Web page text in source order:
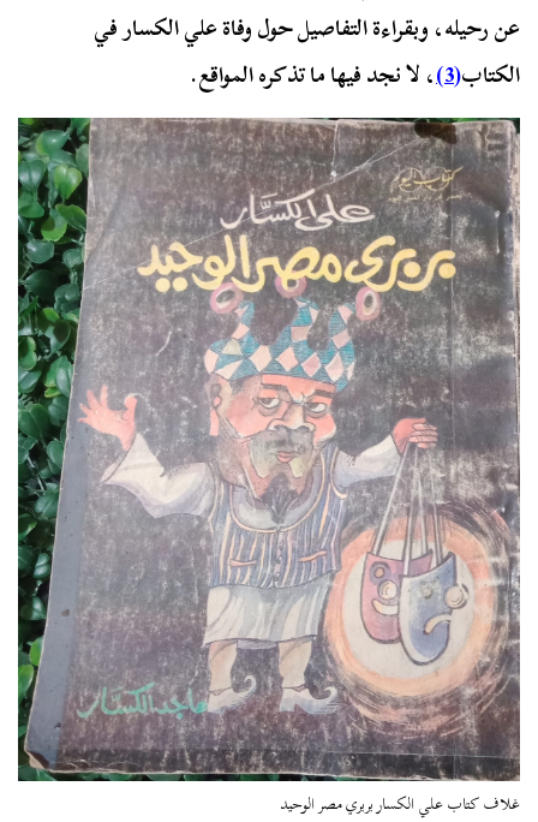
عن رحيله، وبقراءة التفاصيل حول وفاة علي الكسار في
الكتاب(3) ، لا نجد فيها ما تذكره المواقع.
غلاف كتاب علي الكسار بربري مصر الوحيد